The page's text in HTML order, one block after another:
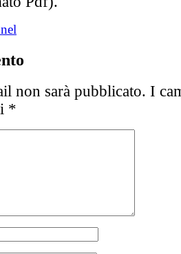
non sarà pubblicato. I
*